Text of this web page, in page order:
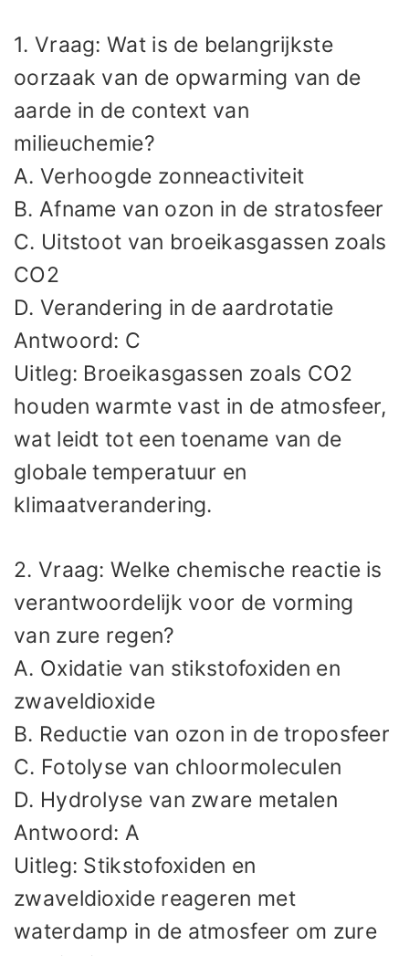
1. Vraag: Wat is de belangrijkste
oorzaak van de opwarming van de
aarde in de context van
milieuchemie?
A. Verhoogde zonneactiviteit
B. Afname van ozon in de stratosfeer
C. Uitstoot van broeikasgassen zoals
CO2
D. Verandering in de aardrotatie
Antwoord: C
Uitleg: Broeikasgassen zoals CO2
houden warmte vast in de atmosfeer,
wat leidt tot een toename van de
globale temperatuur en
klimaatverandering.
2. Vraag: Welke chemische reactie is
verantwoordelijk voor de vorming
van zure regen?
A. Oxidatie van stikstofoxiden en
zwaveldioxide
B. Reductie van ozon in de troposfeer
C. Fotolyse van chloormoleculen
D. Hydrolyse van zware metalen
Antwoord: A
Uitleg: Stikstofoxiden en
zwaveldioxide reageren met
waterdamp in de atmosfeer om zure